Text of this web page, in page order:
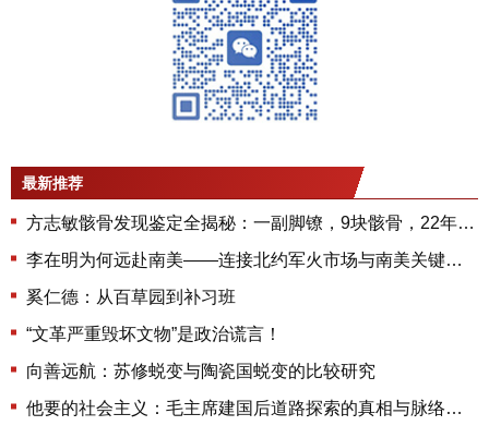
最新推荐
方志敏骸骨发现鉴定全揭秘：一副脚镣，9块骸骨，22年后重见天日，人民英雄永垂不朽
李在明为何远赴南美——连接北约军火市场与南美关键矿产的实用外交真相
奚仁德：从百草园到补习班
“文革严重毁坏文物”是政治谎言！
向善远航：苏修蜕变与陶瓷国蜕变的比较研究
他要的社会主义：毛主席建国后道路探索的真相与脉络（3）——实践检验与理论升华